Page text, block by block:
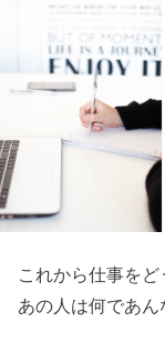
これから仕事をど
あの人は何であ